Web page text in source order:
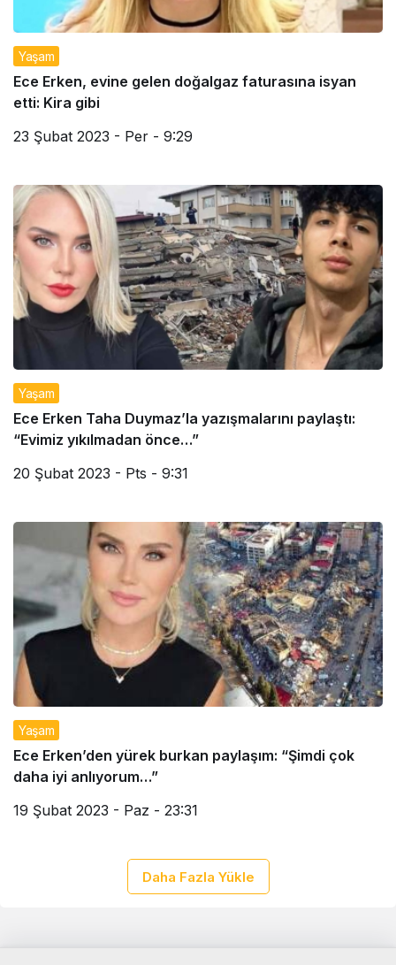
Yaşam
Ece Erken, evine gelen doğalgaz faturasına isyan
etti: Kira gibi
23 Şubat 2023 - Per - 9:29
Yaşam
Ece Erken Taha Duymaz’la yazışmalarını paylaştı:
“Evimiz yıkılmadan önce…”
20 Şubat 2023 - Pts - 9:31
Yaşam
Ece Erken’den yürek burkan paylaşım: “Şimdi çok
daha iyi anlıyorum…”
19 Şubat 2023 - Paz - 23:31
Daha Fazla Yükle